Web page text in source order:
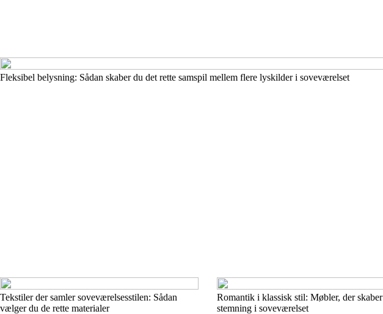
Fleksibel belysning: Sådan skaber du det rette samspil mellem flere lyskilder i soveværelset
Tekstiler der samler soveværelsesstilen: Sådan
vælger du de rette materialer
Romantik i klassisk stil: Møbler, der skaber
stemning i soveværelset